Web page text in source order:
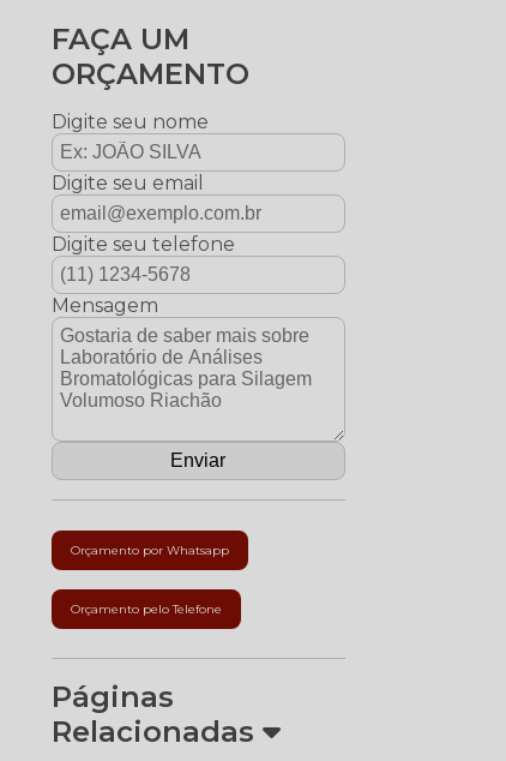
FAÇA UM
ORÇAMENTO
Digite seu nome
Digite seu email
Digite seu telefone
Mensagem
Orçamento por Whatsapp
Orçamento pelo Telefone
Páginas
Relacionadas